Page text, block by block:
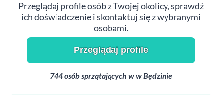
Przeglądaj profile osób z Twojej okolicy, sprawdź
ich doświadczenie i skontaktuj się z wybranymi
osobami.
Przeglądaj profile
744 osób sprzątających w w Będzinie